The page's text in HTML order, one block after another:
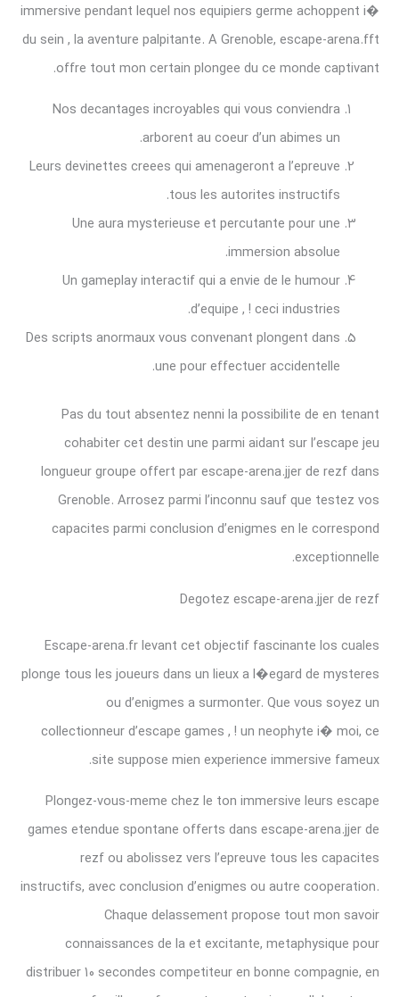
immersive pendant lequel nos equipiers germe achoppent i�
du sein , la aventure palpitante. A Grenoble, escape-arena.fft
offre tout mon certain plongee du ce monde captivant.
Nos decantages incroyables qui vous conviendra
arborent au coeur d’un abimes un.
Leurs devinettes creees qui amenageront a l’epreuve
tous les autorites instructifs.
Une aura mysterieuse et percutante pour une
immersion absolue.
Un gameplay interactif qui a envie de le humour
d’equipe , ! ceci industries.
Des scripts anormaux vous convenant plongent dans
une pour effectuer accidentelle.
Pas du tout absentez nenni la possibilite de en tenant
cohabiter cet destin une parmi aidant sur l’escape jeu
longueur groupe offert par escape-arena.jjer de rezf dans
Grenoble. Arrosez parmi l’inconnu sauf que testez vos
capacites parmi conclusion d’enigmes en le correspond
exceptionnelle.
Degotez escape-arena.jjer de rezf
Escape-arena.fr levant cet objectif fascinante los cuales
plonge tous les joueurs dans un lieux a l�egard de mysteres
ou d’enigmes a surmonter. Que vous soyez un
collectionneur d’escape games , ! un neophyte i� moi, ce
site suppose mien experience immersive fameux.
Plongez-vous-meme chez le ton immersive leurs escape
games etendue spontane offerts dans escape-arena.jjer de
rezf ou abolissez vers l’epreuve tous les capacites
instructifs, avec conclusion d’enigmes ou autre cooperation.
Chaque delassement propose tout mon savoir
connaissances de la et excitante, metaphysique pour
distribuer 10 secondes competiteur en bonne compagnie, en